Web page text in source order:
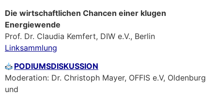
Die wirtschaftlichen Chancen einer klugen
Energiewende
Prof. Dr. Claudia Kemfert, DIW e.V., Berlin
Linksammlung
PODIUMSDISKUSSION
Moderation: Dr. Christoph Mayer, OFFIS e.V, Oldenburg
und